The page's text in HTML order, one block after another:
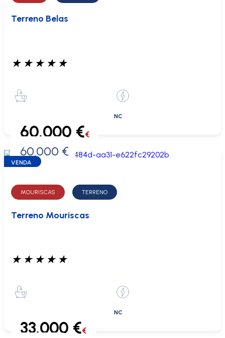
Terreno Belas
★ ★ ★ ★ ★
NC
0 €
60.000 €€
60.000 €
VENDA
MOURISCAS TERRENO
Terreno Mouriscas
★ ★ ★ ★ ★
NC
33.000 €€